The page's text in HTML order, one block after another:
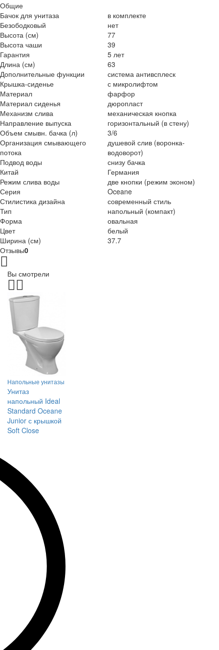
Общие
Бачок для унитаза
в комплекте
Безободковый
нет
Высота (см)
77
Высота чаши
39
Гарантия
5 лет
Длина (см)
63
Дополнительные функции
система антивсплеск
Крышка-сиденье
с микролифтом
Материал
фарфор
Материал сиденья
дюропласт
Механизм слива
механическая кнопка
Направление выпуска
горизонтальный (в стену)
Объем смывн. бачка (л)
3/6
Организация смывающего
потока
душевой слив (воронка-
водоворот)
Подвод воды
снизу бачка
Китай
Германия
Режим слива воды
две кнопки (режим эконом)
Серия
Oceane
Стилистика дизайна
современный стиль
Тип
напольный (компакт)
Форма
овальная
Цвет
белый
Ширина (см)
37.7
Отзывы0
Вы смотрели
Напольные унитазы
Унитаз
напольный Ideal
Standard Oceane
Junior с крышкой
Soft Close